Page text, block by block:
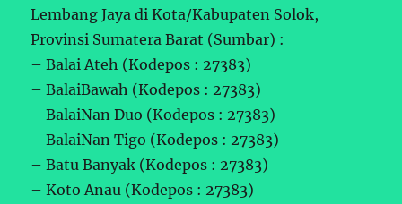
Lembang Jaya di Kota/Kabupaten Solok,
Provinsi Sumatera Barat (Sumbar) :
– Balai Ateh (Kodepos : 27383)
– BalaiBawah (Kodepos : 27383)
– BalaiNan Duo (Kodepos : 27383)
– BalaiNan Tigo (Kodepos : 27383)
– Batu Banyak (Kodepos : 27383)
– Koto Anau (Kodepos : 27383)